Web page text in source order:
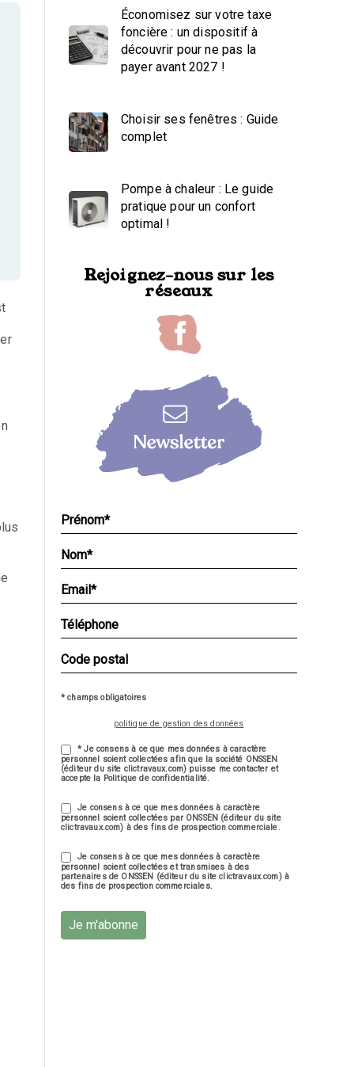
Économisez sur votre taxe
foncière : un dispositif à
découvrir pour ne pas la
payer avant 2027 !
Choisir ses fenêtres : Guide
complet
Pompe à chaleur : Le guide
pratique pour un confort
optimal !
Rejoignez-nous sur les
réseaux
* champs obligatoires
politique de gestion des données
* Je consens à ce que mes données à caractère
personnel soient collectées afin que la société ONSSEN
(éditeur du site clictravaux.com) puisse me contacter et
accepte la Politique de confidentialité.
Je consens à ce que mes données à caractère
personnel soient collectées par ONSSEN (éditeur du site
clictravaux.com) à des fins de prospection commerciale.
Je consens à ce que mes données à caractère
personnel soient collectées et transmises à des
partenaires de ONSSEN (éditeur du site clictravaux.com) à
des fins de prospection commerciales.
Je m'abonne